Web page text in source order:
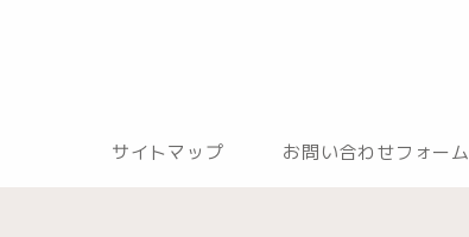
サイトマップ お問い合わせフォーム